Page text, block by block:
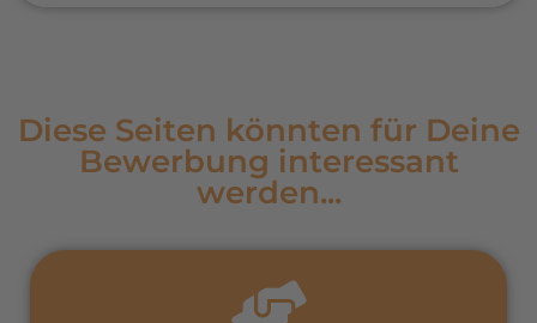
Diese Seiten könnten für Deine
Bewerbung interessant
werden...